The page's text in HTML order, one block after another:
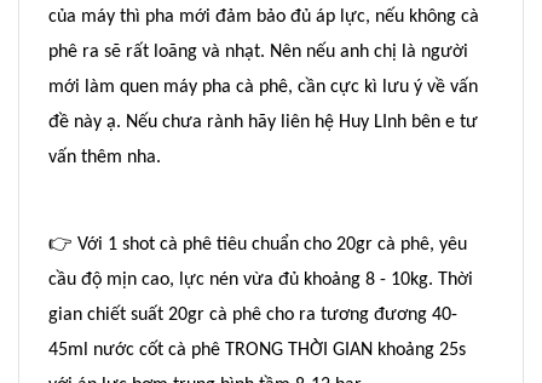
của máy thì pha mới đảm bảo đủ áp lực, nếu không cà
phê ra sẽ rất loãng và nhạt. Nên nếu anh chị là người
mới làm quen máy pha cà phê, cần cực kì lưu ý về vấn
đề này ạ. Nếu chưa rành hãy liên hệ Huy LInh bên e tư
vấn thêm nha.
👉 Với 1 shot cà phê tiêu chuẩn cho 20gr cà phê, yêu
cầu độ mịn cao, lực nén vừa đủ khoảng 8 - 10kg. Thời
gian chiết suất 20gr cà phê cho ra tương đương 40-
45ml nước cốt cà phê TRONG THỜI GIAN khoảng 25s